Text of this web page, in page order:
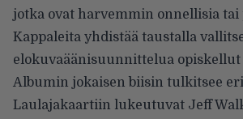
jotka ovat harvemmin onnellisia tai
Kappaleita yhdistää taustalla
elokuvaäänisuunnittelua opiskellut
Albumin jokaisen biisin tulkitsee
Laulajakaartiin lukeutuvat Jeff